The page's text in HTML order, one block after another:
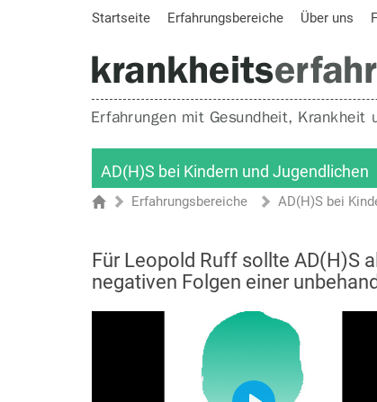
Startseite Erfahrungsbereiche Über uns
AD(H)S bei Kindern und Jugendlichen
Sie sind hier
StartseiteErfahrungsbereiche AD(H)S bei
Für Leopold Ruff sollte AD(H)S
negativen Folgen einer